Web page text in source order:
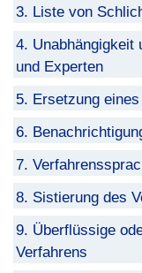
3. Liste von
4. Unabhängigkeit
und Experten
5. Ersetzung
6.
7.
8. Sistierung des
9. Überflüssige
Verfahrens